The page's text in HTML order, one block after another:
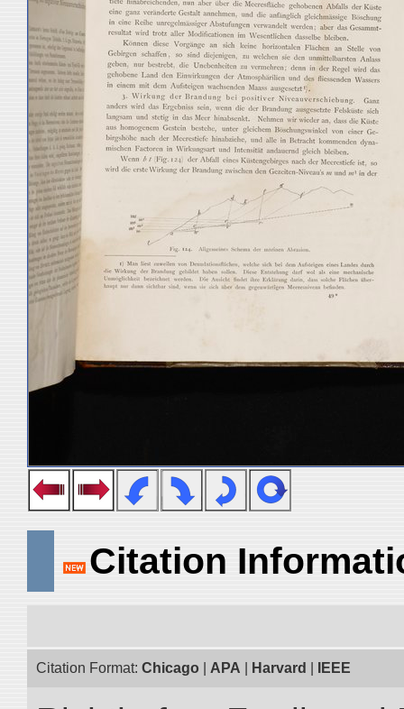
Citation
Citation Format: Chicago APA Harvard IEEE